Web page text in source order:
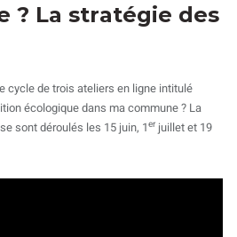
? La stratégie des
cycle de trois ateliers en ligne intitulé
écologique dans ma commune ? La
sont déroulés les 15 juin, 1er juillet et 19